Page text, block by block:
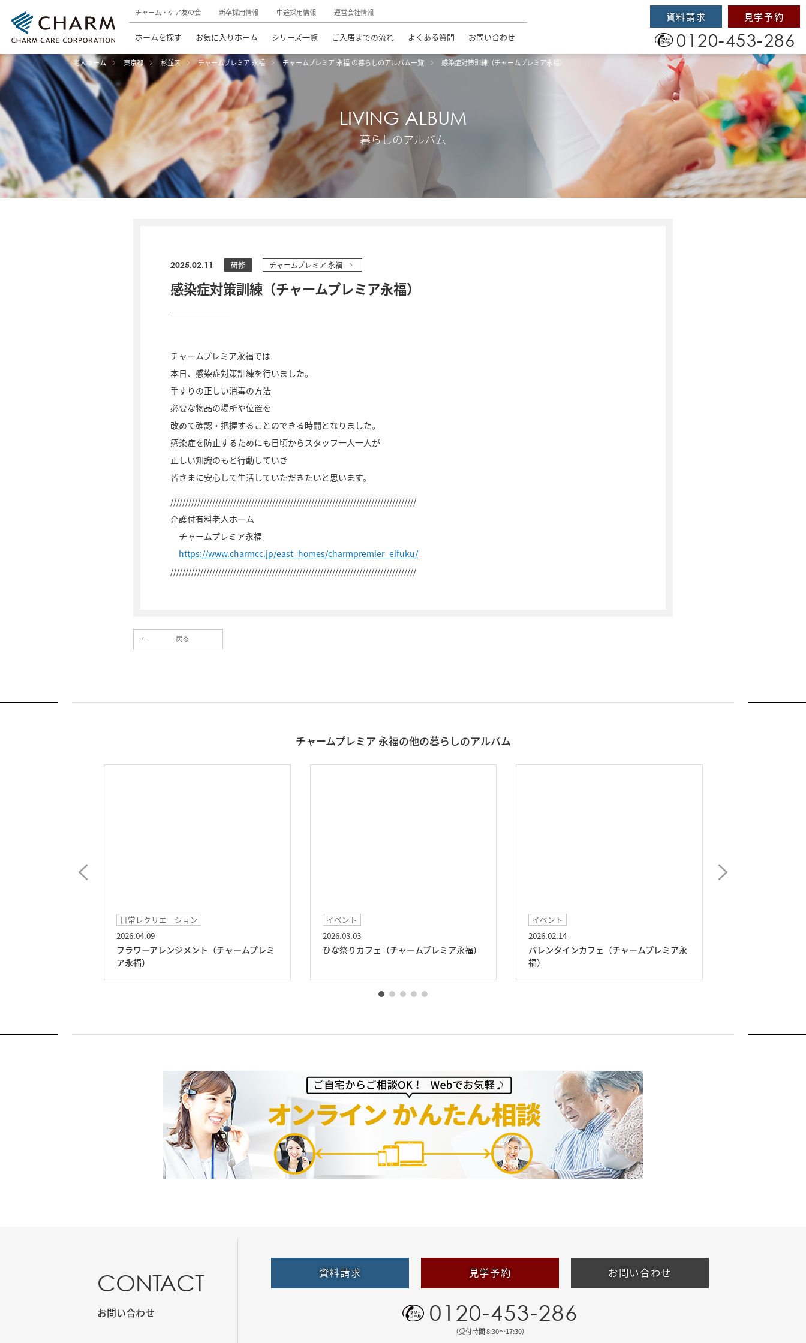
チャーム・ケア友の会 新卒採用情報 中途採用情報 運営会社情報
ホームを探す お気に入りホーム シリーズ一覧 ご入居までの流れ よくある質問 お問い合わせ
資料請求 見学予約
0120-453-286
老人ホーム 東京都 杉並区 チャームプレミア 永福 チャームプレミア 永福 の暮らしのアルバム一覧 感染症対策訓練（チャームプレミア永福）
LIVING ALBUM
暮らしのアルバム
2025.02.11 研修 チャームプレミア 永福
感染症対策訓練（チャームプレミア永福）
チャームプレミア永福では
本日、感染症対策訓練を行いました。
手すりの正しい消毒の方法
必要な物品の場所や位置を
改めて確認・把握することのできる時間となりました。
感染症を防止するためにも日頃からスタッフ一人一人が
正しい知識のもと行動していき
皆さまに安心して生活していただきたいと思います。
//////////////////////////////////////////////////////////////////////////////////
介護付有料老人ホーム
チャームプレミア永福
https://www.charmcc.jp/east_homes/charmpremier_eifuku/
//////////////////////////////////////////////////////////////////////////////////
戻る
チャームプレミア 永福の他の暮らしのアルバム
フラワーアレンジメント（チャームプレミ
ひな祭りカフェ（チャームプレミア永福）
バレンタインカフェ（チャームプレミア永
琴曲コンサート（チャームプレミア永福）
CONTACT
お問い合わせ
資料請求 見学予約 お問い合わせ
0120-453-286
（受付時間 8:30〜17:30）